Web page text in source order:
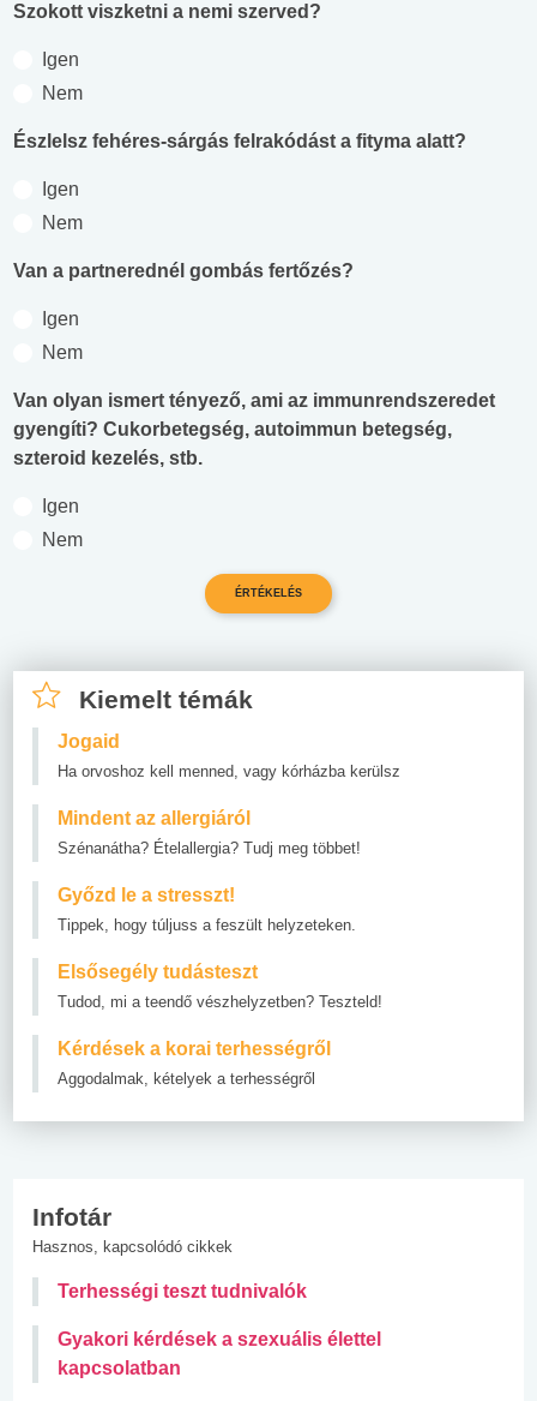
Szokott viszketni a nemi szerved?
Igen
Nem
Észlelsz fehéres-sárgás felrakódást a fityma alatt?
Igen
Nem
Van a partnerednél gombás fertőzés?
Igen
Nem
Van olyan ismert tényező, ami az immunrendszeredet
gyengíti? Cukorbetegség, autoimmun betegség,
szteroid kezelés, stb.
Igen
Nem
Kiemelt témák
Jogaid
Ha orvoshoz kell menned, vagy kórházba kerülsz
Mindent az allergiáról
Szénanátha? Ételallergia? Tudj meg többet!
Győzd le a stresszt!
Tippek, hogy túljuss a feszült helyzeteken.
Elsősegély tudásteszt
Tudod, mi a teendő vészhelyzetben? Teszteld!
Kérdések a korai terhességről
Aggodalmak, kételyek a terhességről
Infotár
Hasznos, kapcsolódó cikkek
Terhességi teszt tudnivalók
Gyakori kérdések a szexuális élettel
kapcsolatban